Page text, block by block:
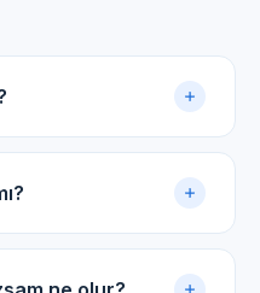
sahip tüm tıp
uygundur.
yürütülür. Canlı
PDF ders notlarıyla